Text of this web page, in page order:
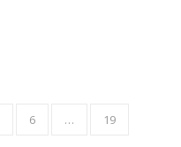
6 … 19